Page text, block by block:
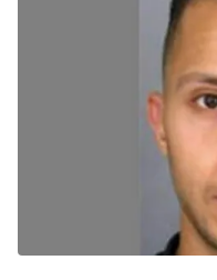
Câu chuyện quốc tế
Thị trường
Dữ liệu và đời sống